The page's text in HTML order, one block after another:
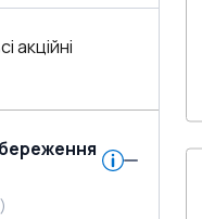
акційні
)